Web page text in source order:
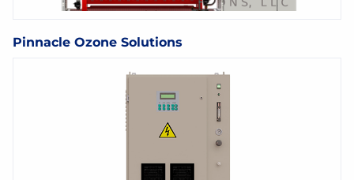
Pinnacle Ozone Solutions